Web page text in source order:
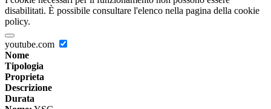
disabilitati. È possibile consultare l'elenco nella pagina della cookie
policy.
youtube.com
Nome
Tipologia
Proprieta
Descrizione
Durata